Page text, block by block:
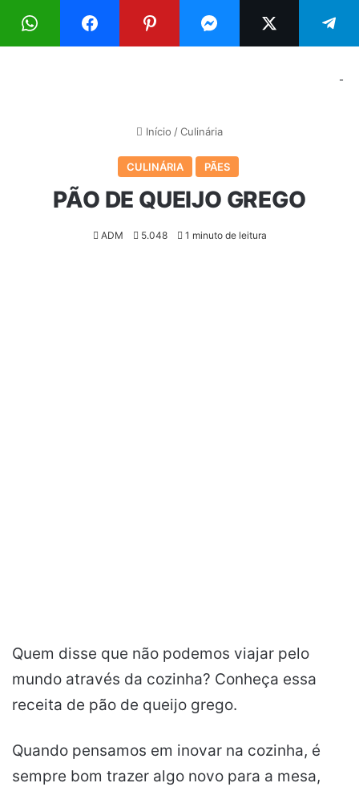
Menu
-
Início /Culinária
CULINÁRIA PÃES
PÃO DE QUEIJO GREGO
ADM 5.048 1 minuto de leitura
Quem disse que não podemos viajar pelo
mundo através da cozinha? Conheça essa
receita de pão de queijo grego.
Quando pensamos em inovar na cozinha, é
sempre bom trazer algo novo para a mesa,